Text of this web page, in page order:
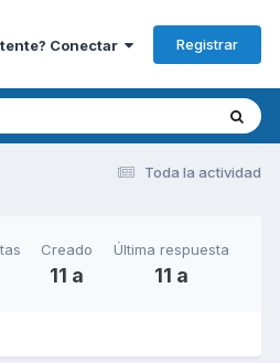
Conectar Registrar
Toda la actividad
Creado
11 a
Última respuesta
11 a